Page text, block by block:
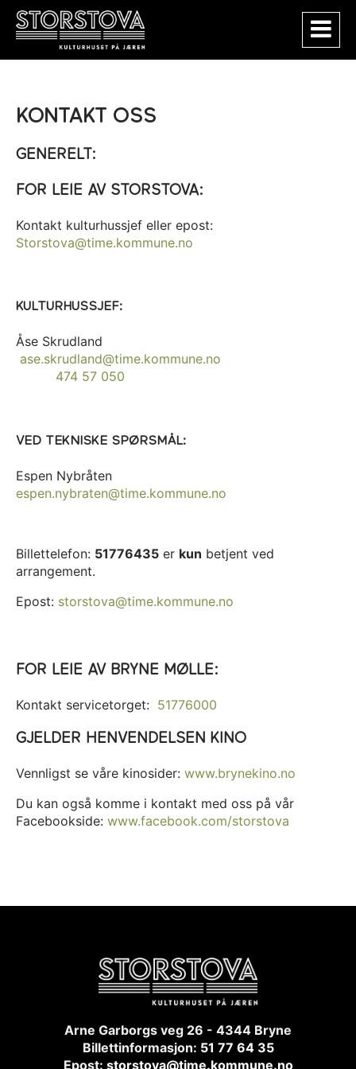
KONTAKT OSS
GENERELT:
FOR LEIE AV STORSTOVA:
Kontakt kulturhussjef eller epost:
Storstova@time.kommune.no
KULTURHUSSJEF:
Åse Skrudland
ase.skrudland@time.kommune.no
474 57 050
VED TEKNISKE SPØRSMÅL:
Espen Nybråten
espen.nybraten@time.kommune.no
Billettelefon: 51776435 er kun betjent ved
arrangement.
Epost: storstova@time.kommune.no
FOR LEIE AV BRYNE MØLLE:
Kontakt servicetorget: 51776000
GJELDER HENVENDELSEN KINO
Vennligst se våre kinosider: www.brynekino.no
Du kan også komme i kontakt med oss på vår
Facebookside: www.facebook.com/storstova
Arne Garborgs veg 26 - 4344 Bryne
Billettinformasjon: 51 77 64 35
Epost: storstova@time.kommune.no